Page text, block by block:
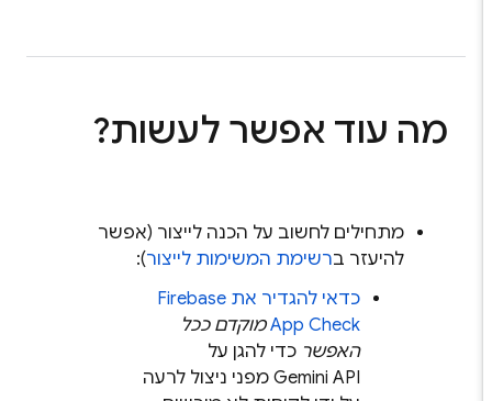
מה עוד אפשר לעשות?
מתחילים לחשוב על הכנה לייצור (אפשר
להיעזר ב רשימת המשימות לייצור):
כדאי להגדיר אתFirebase
App Check מוקדם ככל
האפשרכדי להגן על
Gemini APIמפני ניצול לרעה